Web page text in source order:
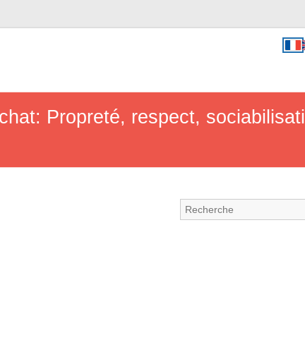
Propreté, respect,